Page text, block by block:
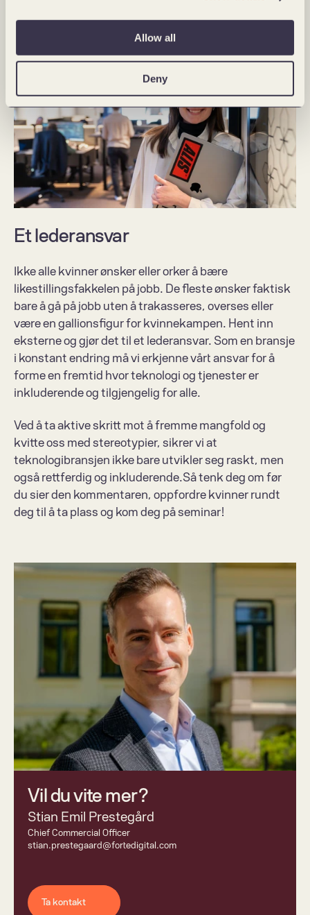
Allow all
Deny
dette ansvaret.
Et lederansvar
Ikke alle kvinner ønsker eller orker å bære
likestillingsfakkelen på jobb. De fleste ønsker faktisk
bare å gå på jobb uten å trakasseres, overses eller
være en gallionsfigur for kvinnekampen. Hent inn
eksterne og gjør det til et lederansvar. Som en bransje
i konstant endring må vi erkjenne vårt ansvar for å
forme en fremtid hvor teknologi og tjenester er
inkluderende og tilgjengelig for alle.
Ved å ta aktive skritt mot å fremme mangfold og
kvitte oss med stereotypier, sikrer vi at
teknologibransjen ikke bare utvikler seg raskt, men
også rettferdig og inkluderende.Så tenk deg om før
du sier den kommentaren, oppfordre kvinner rundt
deg til å ta plass og kom deg på seminar!
Vil du vite mer?
Stian Emil Prestegård
Chief Commercial Officer
stian.prestegaard@fortedigital.com
Ta kontakt